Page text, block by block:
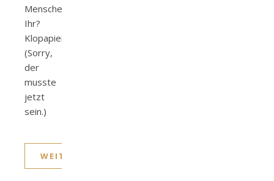
Menschen
Ihr?
Klopapier.
(Sorry,
der
musste
jetzt
sein.)
WEITERLESEN